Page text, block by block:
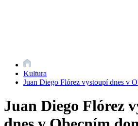
Kultura
Juan Diego Flórez vystoupí dnes v
Juan Diego Flórez